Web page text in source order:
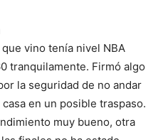
vino tenía nivel NBA
tranquilamente. Firmó algo
la seguridad de no andar
en un posible traspaso.
muy bueno, otra